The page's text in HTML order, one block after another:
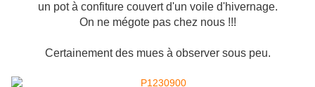
un pot à confiture couvert d'un voile d'hivernage.
On ne mégote pas chez nous !!!
Certainement des mues à observer sous peu.